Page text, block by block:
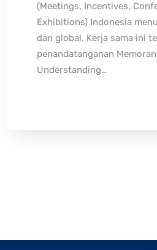
(Meetings, Incentives,
Exhibitions) Indonesia
dan global. Kerja sama ini
penandatanganan
Understanding…